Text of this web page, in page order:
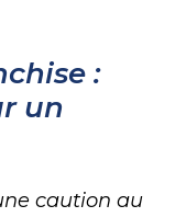
:
un
caution au